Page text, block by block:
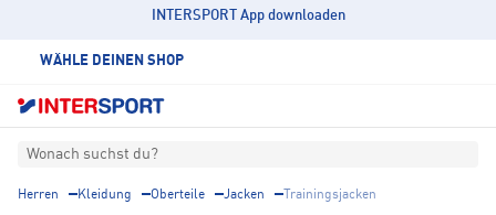
INTERSPORT App downloaden
WÄHLE DEINEN SHOP
Wonach suchst du?
Herren Kleidung Oberteile Jacken Trainingsjacken